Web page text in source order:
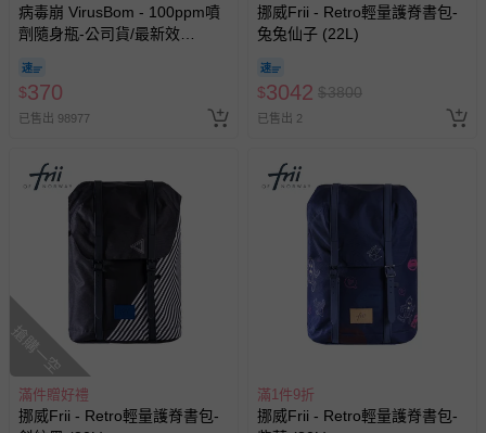
病毒崩 VirusBom - 100ppm噴
劑隨身瓶-公司貨/最新效
$370
已售出 98977
挪威Frii - Retro輕量護脊書包-
兔兔仙子 (22L)
$3042 $3800
已售出 2
搶購一空
滿件贈好禮
挪威Frii - Retro輕量護脊書包-
滿1件9折
挪威Frii - Retro輕量護脊書包-